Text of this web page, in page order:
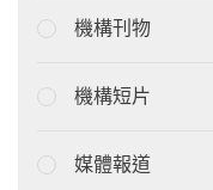
機構刊物
機構短片
媒體報道